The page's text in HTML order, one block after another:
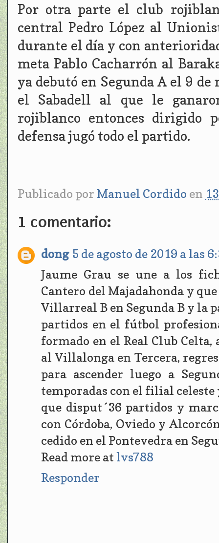
Por otra parte el club
central Pedro López al
durante el día y con
meta Pablo Cacharrón al
ya debutó en Segunda A el 9
el Sabadell al que le
rojiblanco entonces dirigido
defensa jugó todo el partido.
Publicado por Manuel Cordido en
1 comentario:
dong 5 de agosto de 2019 a las
Jaume Grau se une a los
Cantero del Majadahonda y
Villarreal B en Segunda B y la
partidos en el fútbol
formado en el Real Club
al Villalonga en Tercera,
para ascender luego a
temporadas con el filial celeste
que disput´36 partidos y
con Córdoba, Oviedo y
cedido en el Pontevedra en
Read more at lvs788
Responder